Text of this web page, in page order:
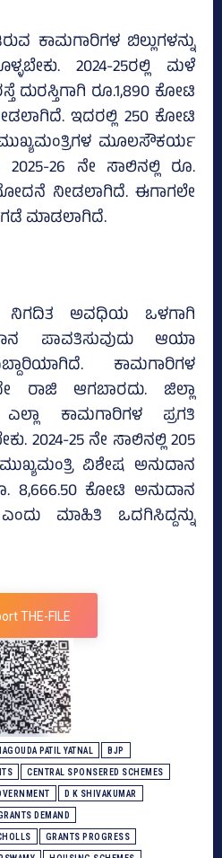
ಕಾಮಗಾರಿಗಳ ಬಿಲ್ಲುಗಳನ್ನು
2024-25ರಲ್ಲಿ ಮಳೆ
ರೂ.1,890 ಕೋಟಿ
ಇದರಲ್ಲಿ 250 ಕೋಟಿ
ಮೂಲಸೌಕರ್ಯ
26 ನೇ ಸಾಲಿನಲ್ಲಿ ರೂ.
ನೀಡಲಾಗಿದೆ. ಈಗಾಗಲೇ
ಮಾಡಲಾಗಿದೆ.
ನಿಗದಿತ ಅವಧಿಯ ಒಳಗಾಗಿ
ಪಾವತಿಸುವುದು ಆಯಾ
ಕಾಮಗಾರಿಗಳ
ರಾಜಿ ಆಗಬಾರದು. ಜಿಲ್ಲಾ
ಕಾಮಗಾರಿಗಳ ಪ್ರಗತಿ
2024-25 ನೇ ಸಾಲಿನಲ್ಲಿ 205
ವಿಶೇಷ ಅನುದಾನ
ಕೋಟಿ ಅನುದಾನ
ಮಾಹಿತಿ ಒದಗಿಸಿದ್ದನ್ನು
THE-FILE
PATIL YATNAL BJP
CENTRAL SPONSERED SCHEMES
D K SHIVAKUMAR
DEMAND
GRANTS PROGRESS